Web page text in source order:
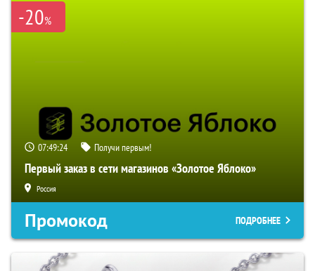
-20%
07:49:23 Получи первым!
Первый заказ в сети магазинов «Золотое Яблоко»
Россия
Промокод ПОДРОБНЕЕ